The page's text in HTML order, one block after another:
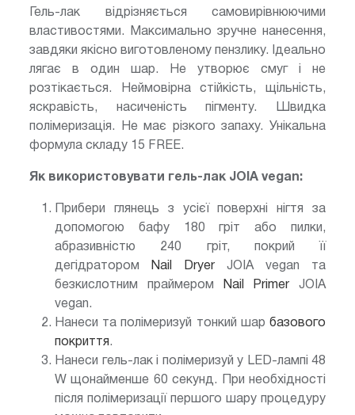
Гель-лак відрізняється самовирівнюючими
властивостями. Максимально зручне нанесення,
завдяки якісно виготовленому пензлику. Ідеально
лягає в один шар. Не утворює смуг і не
розтікається. Неймовірна стійкість, щільність,
яскравість, насиченість пігменту. Швидка
полімеризація. Не має різкого запаху. Унікальна
формула складу 15 FREE.
Як використовувати гель-лак JOIA vegan:
Прибери глянець з усієї поверхні нігтя за
допомогою бафу 180 гріт або пилки,
абразивністю 240 гріт, покрий її
дегідратором
Nail Dryer JOIA vegan та
безкислотним праймером
Nail Primer JOIA
vegan.
Нанеси та полімеризуй тонкий шар базового
покриття.
Нанеси гель-лак і полімеризуй у LED-лампі 48
W щонайменше 60 секунд. При необхідності
після полімеризації першого шару процедуру